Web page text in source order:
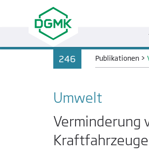
246 Publikationen >
Umwelt
Verminderung